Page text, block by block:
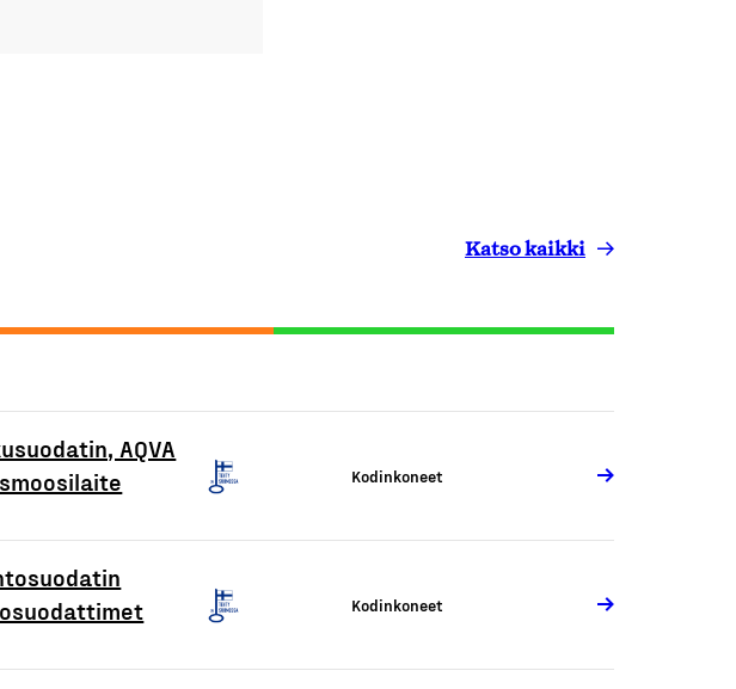
Katso kaikki
AQVA
Kodinkoneet
Kodinkoneet